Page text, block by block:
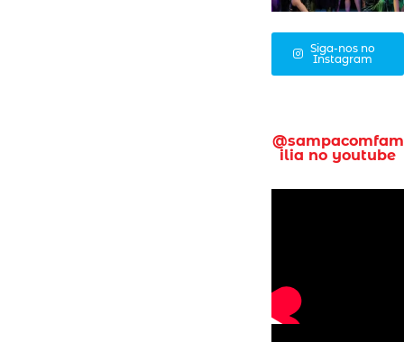
Siga-nos no
Instagram
@sampacomfam
ilia no youtube